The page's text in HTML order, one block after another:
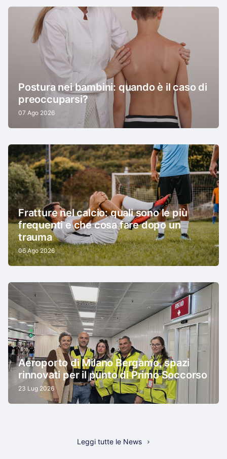
Postura nei bambini: quando è il caso di
preoccuparsi?
07 Ago 2026
Fratture nel calcio: quali sono le più
frequenti e che cosa fare dopo un
trauma
06 Ago 2026
Aeroporto di Milano Bergamo, spazi
rinnovati per il punto di Primo Soccorso
23 Lug 2026
Leggi tutte le News